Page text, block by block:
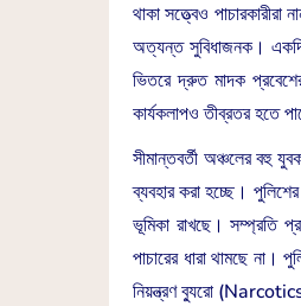
থাকা সত্ত্বেও
অত্যন্ত সুবিধাজনক।
ভিতরে দ্রুত মাদক
কার্যকলাপও তীব্রতর হতে
সীমান্তবর্তী অঞ্চলের বহু
ব্যবহার করা হচ্ছে।
ভূমিকা রাখছে। সম্প্রতি
পাচারের ধারা থামছে না।
নিয়ন্ত্রণ ব্যুরো